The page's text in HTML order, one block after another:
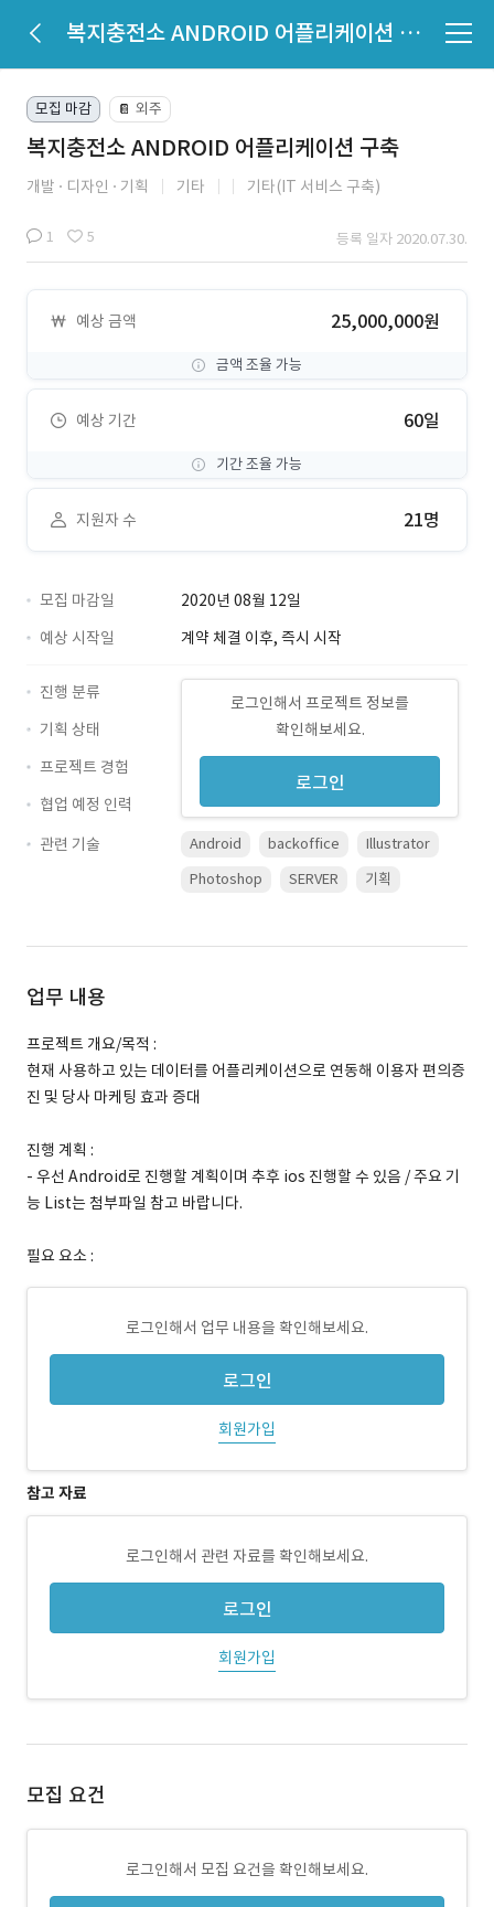
복지충전소 ANDROID 어플리케이션 구축
모집 마감 📔 외주
복지충전소 ANDROID 어플리케이션 구축
개발 디자인 기획 기타 기타(IT 서비스 구축)
1 5 등록 일자 2020.07.30.
예상 금액 25,000,000원
금액 조율 가능
예상 기간 60일
기간 조율 가능
지원자 수 21명
모집 마감일
2020년 08월 12일
예상 시작일
계약 체결 이후, 즉시 시작
로그인해서 프로젝트 정보를
확인해보세요.
로그인
진행 분류
기획 상태
프로젝트 경험
협업 예정 인력
관련 기술
Android backoffice
Illustrator
Photoshop
SERVER 기획
업무 내용
프로젝트 개요/목적 :
현재 사용하고 있는 데이터를 어플리케이션으로 연동해 이용자 편의증
진 및 당사 마케팅 효과 증대
진행 계획 :
- 우선 Android로 진행할 계획이며 추후 ios 진행할 수 있음 / 주요 기
능 List는 첨부파일 참고 바랍니다.
필요 요소 :
로그인해서 업무 내용을 확인해보세요.
로그인
회원가입
참고 자료
로그인해서 관련 자료를 확인해보세요.
로그인
회원가입
모집 요건
로그인해서 모집 요건을 확인해보세요.